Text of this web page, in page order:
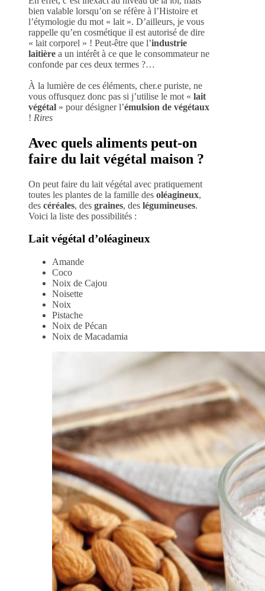
bien valable lorsqu’on se réfère à l’Histoire et
l’étymologie du mot « lait ». D’ailleurs, je vous
rappelle qu’en cosmétique il est autorisé de dire
« lait corporel » ! Peut-être que l’industrie
laitière a un intérêt à ce que le consommateur ne
confonde par ces deux termes ?…
À la lumière de ces éléments, cher.e puriste, ne
vous offusquez donc pas si j’utilise le mot « lait
végétal » pour désigner l’émulsion de végétaux
! Rires
Avec quels aliments peut-on
faire du lait végétal maison ?
On peut faire du lait végétal avec pratiquement
toutes les plantes de la famille des oléagineux,
des céréales, des graines, des légumineuses.
Voici la liste des possibilités :
Lait végétal d’oléagineux
Amande
Coco
Noix de Cajou
Noisette
Noix
Pistache
Noix de Pécan
Noix de Macadamia